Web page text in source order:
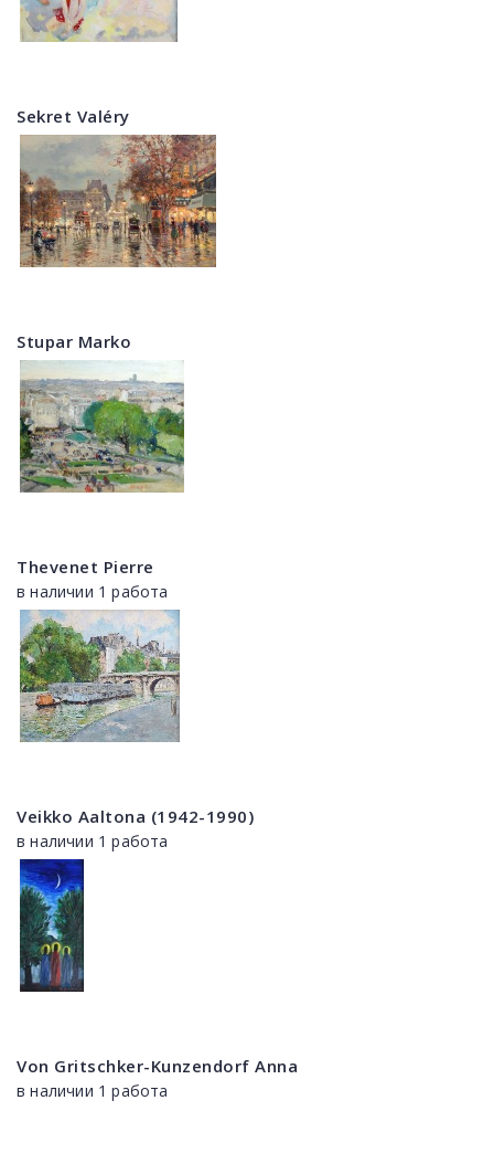
Sekret Valéry
Stupar Marko
Thevenet Pierre
в наличии 1 работа
Veikko Aaltona (1942-1990)
в наличии 1 работа
Von Gritschker-Kunzendorf Anna
в наличии 1 работа